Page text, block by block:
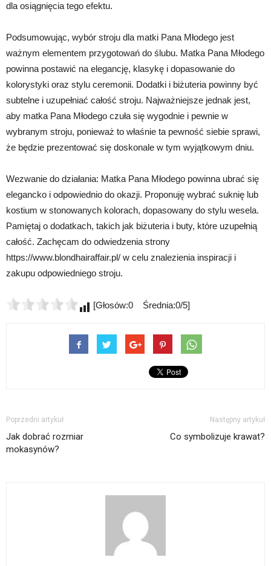
dla osiągnięcia tego efektu.
Podsumowując, wybór stroju dla matki Pana Młodego jest
ważnym elementem przygotowań do ślubu. Matka Pana Młodego
powinna postawić na elegancję, klasykę i dopasowanie do
kolorystyki oraz stylu ceremonii. Dodatki i biżuteria powinny być
subtelne i uzupełniać całość stroju. Najważniejsze jednak jest,
aby matka Pana Młodego czuła się wygodnie i pewnie w
wybranym stroju, ponieważ to właśnie ta pewność siebie sprawi,
że będzie prezentować się doskonale w tym wyjątkowym dniu.
Wezwanie do działania: Matka Pana Młodego powinna ubrać się
elegancko i odpowiednio do okazji. Proponuję wybrać suknię lub
kostium w stonowanych kolorach, dopasowany do stylu wesela.
Pamiętaj o dodatkach, takich jak biżuteria i buty, które uzupełnią
całość. Zachęcam do odwiedzenia strony
https://www.blondhairaffair.pl/ w celu znalezienia inspiracji i
zakupu odpowiedniego stroju.
[Głosów:0 Średnia:0/5]
Poprzedni artykuł
Jak dobrać rozmiar
mokasynów?
Następny artykuł
Co symbolizuje krawat?